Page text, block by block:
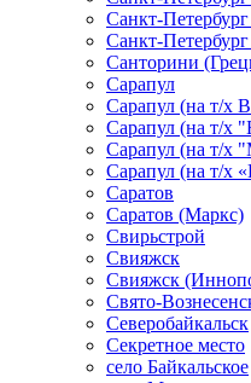
Санкт-
Санкт-
Санторини
Сарапул
Сарапул (на т/х
Сарапул (на т/х
Сарапул (на т/х
Сарапул (на т/х
Саратов
Саратов (Маркс)
Свирьстрой
Свияжск
Свияжск
Свято-
Северобайкальск
Секретное место
село Байкальское